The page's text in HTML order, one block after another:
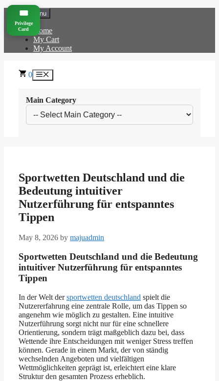
Skip
content
Menu
Home
My Cart
My Account
0 Menu
Main Category
Sportwetten Deutschland und die
Bedeutung intuitiver
Nutzerführung für entspanntes
Tippen
May 8, 2026 by majuadmin
Sportwetten Deutschland und die Bedeutung
intuitiver Nutzerführung für entspanntes
Tippen
In der Welt dersportwetten deutschland spielt die
Nutzererfahrung eine zentrale Rolle, um das Tippen so
angenehm wie möglich zu gestalten. Eine intuitive
Nutzerführung sorgt nicht nur für eine schnellere
Orientierung, sondern trägt maßgeblich dazu bei, dass
Wettende ihre Entscheidungen mit weniger Stress treffen
können. Gerade in einem Markt, der von ständig
wechselnden Angeboten und vielfältigen
Wettmöglichkeiten geprägt ist, erleichtert eine klare
Struktur den gesamten Prozess erheblich.
🎟️
Privilege
Card